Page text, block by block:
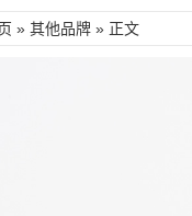
» 其他品牌 » 正文